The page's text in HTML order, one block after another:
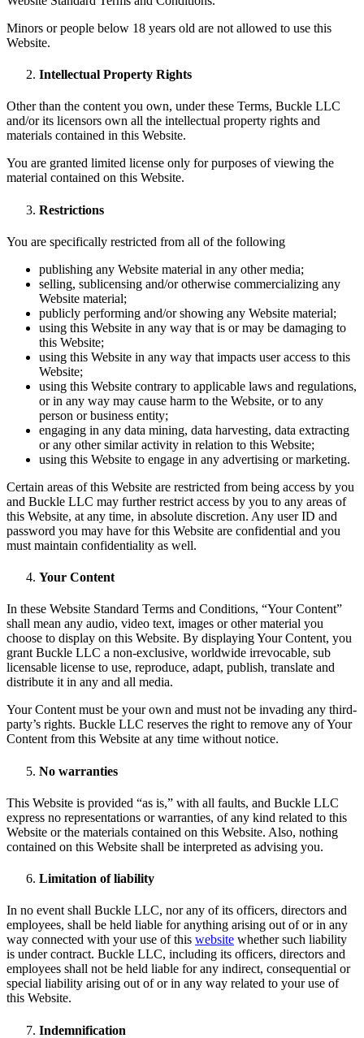
Minors or people below 18 years old are not allowed to use this
Website.
Intellectual Property Rights
Other than the content you own, under these Terms, Buckle LLC
and/or its licensors own all the intellectual property rights and
materials contained in this Website.
You are granted limited license only for purposes of viewing the
material contained on this Website.
Restrictions
You are specifically restricted from all of the following
publishing any Website material in any other media;
selling, sublicensing and/or otherwise commercializing any
Website material;
publicly performing and/or showing any Website material;
using this Website in any way that is or may be damaging to
this Website;
using this Website in any way that impacts user access to this
Website;
using this Website contrary to applicable laws and regulations,
or in any way may cause harm to the Website, or to any
person or business entity;
engaging in any data mining, data harvesting, data extracting
or any other similar activity in relation to this Website;
using this Website to engage in any advertising or marketing.
Certain areas of this Website are restricted from being access by you
and Buckle LLC may further restrict access by you to any areas of
this Website, at any time, in absolute discretion. Any user ID and
password you may have for this Website are confidential and you
must maintain confidentiality as well.
Your Content
In these Website Standard Terms and Conditions, “Your Content”
shall mean any audio, video text, images or other material you
choose to display on this Website. By displaying Your Content, you
grant Buckle LLC a non-exclusive, worldwide irrevocable, sub
licensable license to use, reproduce, adapt, publish, translate and
distribute it in any and all media.
Your Content must be your own and must not be invading any third-
party’s rights. Buckle LLC reserves the right to remove any of Your
Content from this Website at any time without notice.
No warranties
This Website is provided “as is,” with all faults, and Buckle LLC
express no representations or warranties, of any kind related to this
Website or the materials contained on this Website. Also, nothing
contained on this Website shall be interpreted as advising you.
Limitation of liability
In no event shall Buckle LLC, nor any of its officers, directors and
employees, shall be held liable for anything arising out of or in any
way connected with your use of this website whether such liability
is under contract. Buckle LLC, including its officers, directors and
employees shall not be held liable for any indirect, consequential or
special liability arising out of or in any way related to your use of
this Website.
Indemnification